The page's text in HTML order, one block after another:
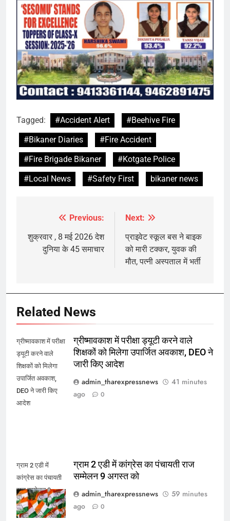
Tagged: #Accident Alert
#Beehive Fire
#Bikaner Diaries
#Fire Accident
#Fire Brigade Bikaner
#Kotgate Police
#Local News
#Safety First bikaner news
navigation
Previous:
शुक्रवार , 8 मई 2026 देश
दुनिया के 45 समाचार
Next:
प्राइवेट स्कूल बस ने बाइक
को मारी टक्कर, युवक की
मौत, पत्नी अस्पताल में भर्ती
Related News
ग्रीष्मावकाश में परीक्षा
ड्यूटी करने वाले
शिक्षकों को मिलेगा
उपार्जित अवकाश,
DEO ने जारी किए
आदेश
ग्रीष्मावकाश में परीक्षा ड्यूटी करने वाले
शिक्षकों को मिलेगा उपार्जित अवकाश, DEO ने
जारी किए आदेश
admin_tharexpressnews
41 minutes
ago
0
ग्राम 2 एडी में
कांग्रेस का पंचायती
राज सम्मेलन 9
अगस्त को
ग्राम 2 एडी में कांग्रेस का पंचायती राज
सम्मेलन 9 अगस्त को
admin_tharexpressnews
59 minutes
ago
0